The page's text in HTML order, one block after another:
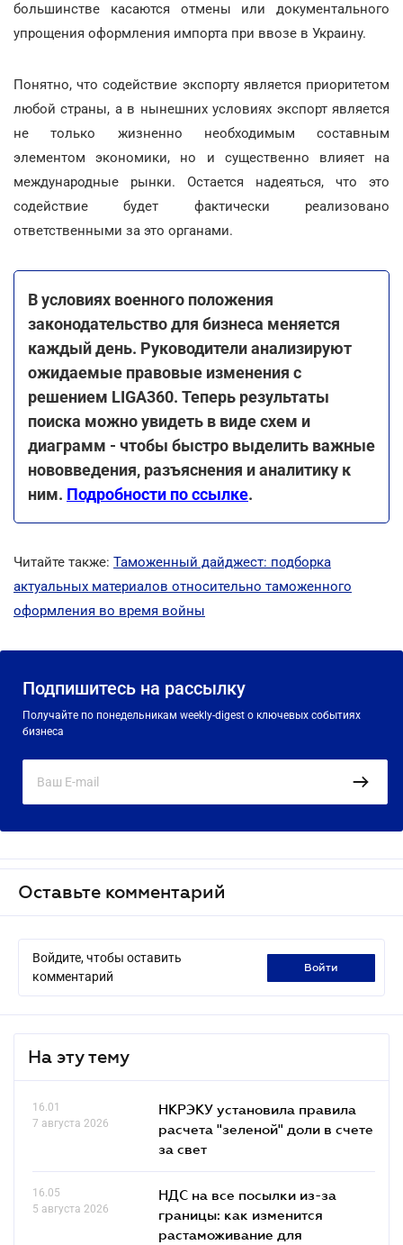
большинстве касаются отмены или документального
упрощения оформления импорта при ввозе в Украину.
Понятно, что содействие экспорту является приоритетом
любой страны, а в нынешних условиях экспорт является
не только жизненно необходимым составным
элементом экономики, но и существенно влияет на
международные рынки. Остается надеяться, что это
содействие будет фактически реализовано
ответственными за это органами.
В условиях военного положения
законодательство для бизнеса меняется
каждый день. Руководители анализируют
ожидаемые правовые изменения с
решением LIGA360. Теперь результаты
поиска можно увидеть в виде схем и
диаграмм - чтобы быстро выделить важные
нововведения, разъяснения и аналитику к
ним. Подробности по ссылке.
Читайте также: Таможенный дайджест: подборка
актуальных материалов относительно таможенного
оформления во время войны
Подпишитесь на рассылку
Получайте по понедельникам weekly-digest о ключевых событиях
бизнеса
Оставьте комментарий
Войдите, чтобы оставить
комментарий
войти
На эту тему
16.01
7 августа 2026
НКРЭКУ установила правила
расчета "зеленой" доли в счете
за свет
16.05
5 августа 2026
НДС на все посылки из-за
границы: как изменится
растаможивание для